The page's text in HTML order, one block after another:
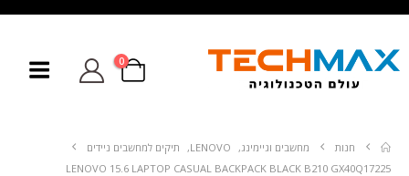
0
חנות מחשבים וגיימינג,
LENOVO
,
תיקים למחשבים ניידים
LENOVO 15.6 LAPTOP CASUAL BACKPACK BLACK B210 GX40Q17225